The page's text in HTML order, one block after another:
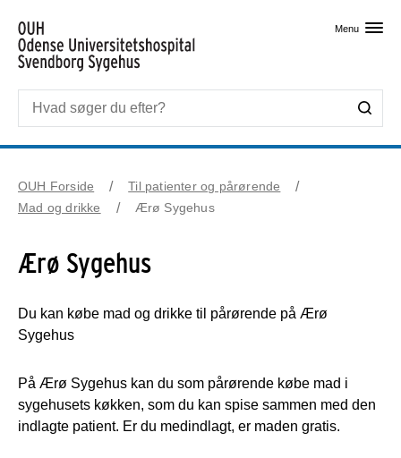
Menu
OUH Forside
Til patienter og pårørende
Mad og drikke
Ærø Sygehus
Ærø Sygehus
Du kan købe mad og drikke til pårørende på Ærø
Sygehus
På Ærø Sygehus kan du som pårørende købe mad i
sygehusets køkken, som du kan spise sammen med den
indlagte patient. Er du medindlagt, er maden gratis.